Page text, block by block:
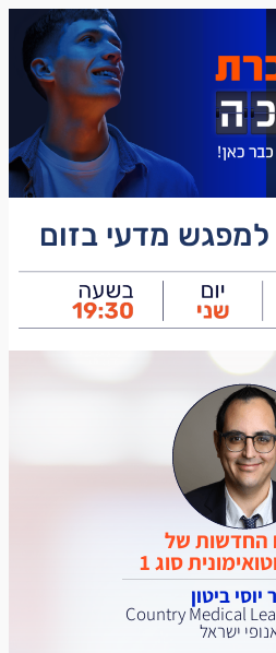
למפגש מדעי בזום
החדשות של
סוג 1
יוסי ביטון
ישראל